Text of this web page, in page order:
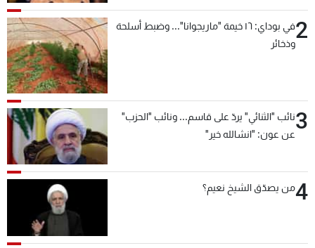
2
في بوداي: ١٦ خيمة "ماريجوانا"... وضبط أسلحة
وذخائر
3نائب "الثنائي" يردّ على قاسم... ونائب "الحزب"
عن عون: "انشالله خير"
4من يصدّق الشيخ نعيم؟